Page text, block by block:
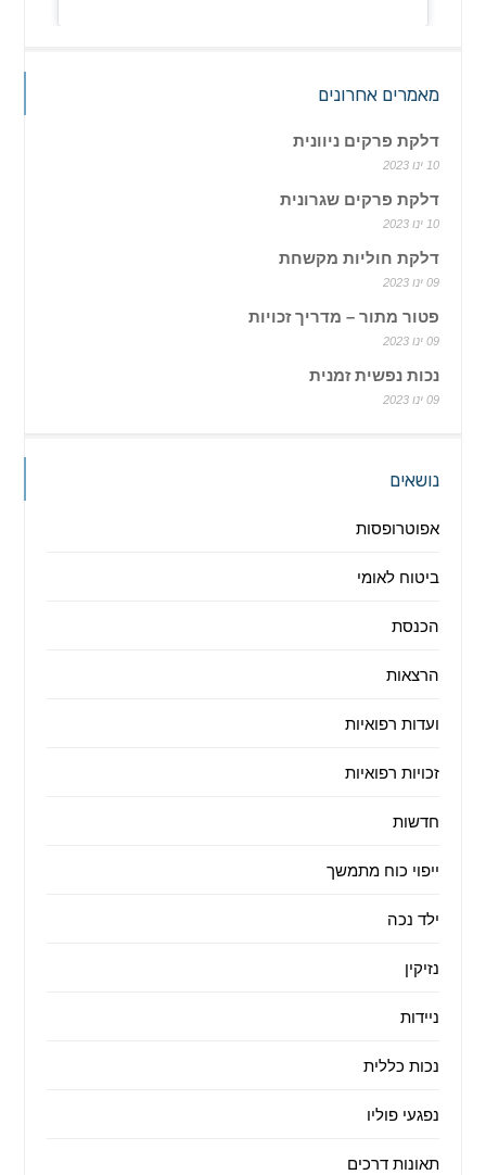
מאמרים אחרונים
דלקת פרקים ניוונית
10 ינו 2023
דלקת פרקים שגרונית
10 ינו 2023
דלקת חוליות מקשחת
09 ינו 2023
פטור מתור – מדריך זכויות
09 ינו 2023
נכות נפשית זמנית
09 ינו 2023
נושאים
אפוטרופסות
ביטוח לאומי
הכנסת
הרצאות
ועדות רפואיות
זכויות רפואיות
חדשות
ייפוי כוח מתמשך
ילד נכה
נזיקין
ניידות
נכות כללית
נפגעי פוליו
תאונות דרכים